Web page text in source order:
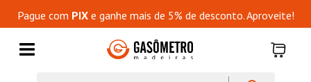
Pague com PIXe ganhe mais de 5% de desconto. Aproveite!